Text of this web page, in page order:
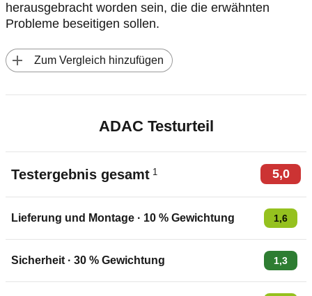
Zum Vergleich hinzufügen
herausgebracht worden sein, die die erwähnten
Probleme beseitigen sollen.
ADAC Testurteil
Testergebnis gesamt 1 5,0
Lieferung und Montage · 10 % Gewichtung 1,6
Sicherheit · 30 % Gewichtung 1,3